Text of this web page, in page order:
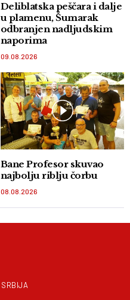
Deliblatska peščara i dalje
u plamenu, Šumarak
odbranjen nadljudskim
naporima
09.08.2026
Bane Profesor skuvao
najbolju riblju čorbu
08.08.2026
SRBIJA